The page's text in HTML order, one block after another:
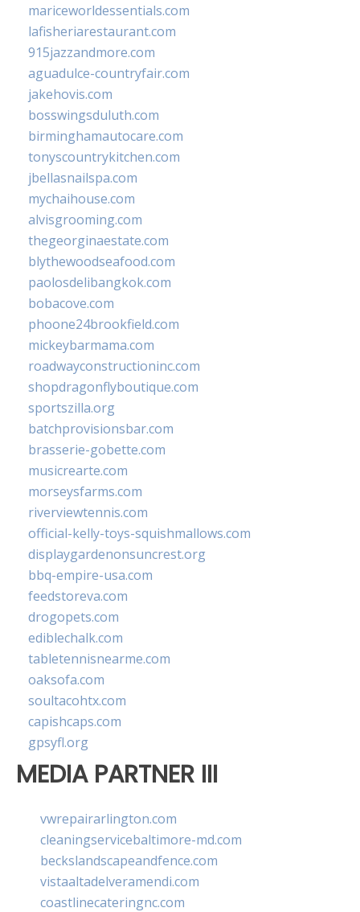
mariceworldessentials.com
lafisheriarestaurant.com
915jazzandmore.com
aguadulce-countryfair.com
jakehovis.com
bosswingsduluth.com
birminghamautocare.com
tonyscountrykitchen.com
jbellasnailspa.com
mychaihouse.com
alvisgrooming.com
thegeorginaestate.com
blythewoodseafood.com
paolosdelibangkok.com
bobacove.com
phoone24brookfield.com
mickeybarmama.com
roadwayconstructioninc.com
shopdragonflyboutique.com
sportszilla.org
batchprovisionsbar.com
brasserie-gobette.com
musicrearte.com
morseysfarms.com
riverviewtennis.com
official-kelly-toys-squishmallows.com
displaygardenonsuncrest.org
bbq-empire-usa.com
feedstoreva.com
drogopets.com
ediblechalk.com
tabletennisnearme.com
oaksofa.com
soultacohtx.com
capishcaps.com
gpsyfl.org
MEDIA PARTNER III
vwrepairarlington.com
cleaningservicebaltimore-md.com
beckslandscapeandfence.com
vistaaltadelveramendi.com
coastlinecateringnc.com